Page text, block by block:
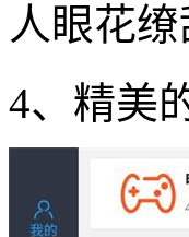
人眼花缭
4、精美